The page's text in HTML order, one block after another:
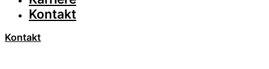
Kontakt
Kontakt